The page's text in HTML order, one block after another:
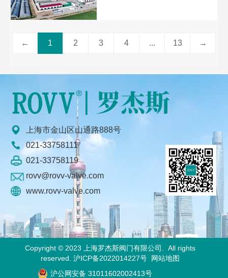
← 1 2 3 4 ... 13 →
上海市金山区山通路888号
021-33758111
021-33758119
rovv@rovv-valve.com
www.rovv-valve.com
Copyright © 2023 上海罗杰斯阀门有限公司. All rights
reserved. 沪ICP备2022014227号 网站地图
沪公网安备 31011602002413号